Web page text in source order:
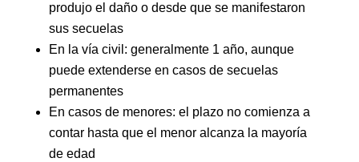
produjo el daño o desde que se manifestaron
sus secuelas
En la vía civil: generalmente 1 año, aunque
puede extenderse en casos de secuelas
permanentes
En casos de menores: el plazo no comienza a
contar hasta que el menor alcanza la mayoría
de edad